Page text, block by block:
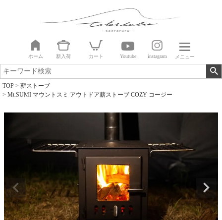
ホーム 新入荷 カート Youtube instagram メニュー
TOP
薪ストーブ
Mt.SUMI マウントスミ アウトドア薪ストーブ COZY コージー